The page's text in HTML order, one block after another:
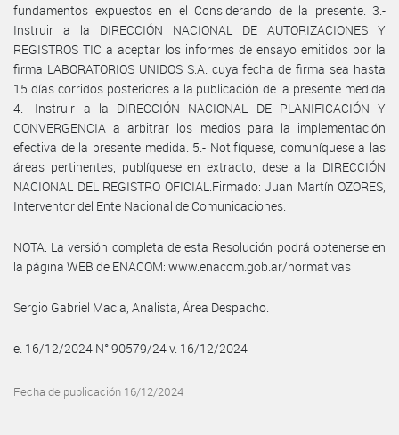
fundamentos expuestos en el Considerando de la presente. 3.-
Instruir a la DIRECCIÓN NACIONAL DE AUTORIZACIONES Y
REGISTROS TIC a aceptar los informes de ensayo emitidos por la
firma LABORATORIOS UNIDOS S.A. cuya fecha de firma sea hasta
15 días corridos posteriores a la publicación de la presente medida
4.- Instruir a la DIRECCIÓN NACIONAL DE PLANIFICACIÓN Y
CONVERGENCIA a arbitrar los medios para la implementación
efectiva de la presente medida. 5.- Notifíquese, comuníquese a las
áreas pertinentes, publíquese en extracto, dese a la DIRECCIÓN
NACIONAL DEL REGISTRO OFICIAL.Firmado: Juan Martín OZORES,
Interventor del Ente Nacional de Comunicaciones.
NOTA: La versión completa de esta Resolución podrá obtenerse en
la página WEB de ENACOM: www.enacom.gob.ar/normativas
Sergio Gabriel Macia, Analista, Área Despacho.
e. 16/12/2024 N° 90579/24 v. 16/12/2024
Fecha de publicación 16/12/2024